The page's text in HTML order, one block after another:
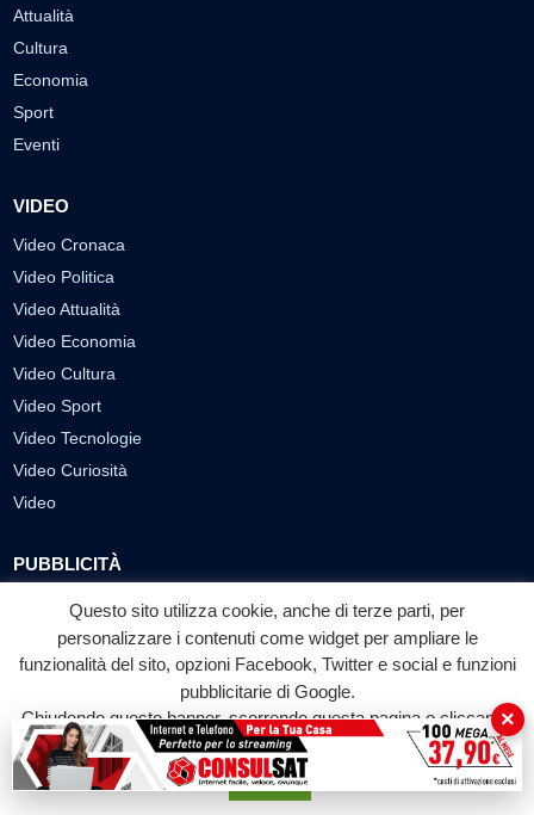
Attualità
Cultura
Economia
Sport
Eventi
VIDEO
Video Cronaca
Video Politica
Video Attualità
Video Economia
Video Cultura
Video Sport
Video Tecnologie
Video Curiosità
Video
PUBBLICITÀ
Richiesta pubblicazione articoli/banner
SEGUICI SUI SOCIAL
f
Facebook
◎
Instagram
▶
YouTube
Questo sito utilizza cookie, anche di terze parti, per
personalizzare i contenuti come widget per ampliare le
funzionalità del sito, opzioni Facebook, Twitter e social e funzioni
pubblicitarie di Google.
Chiudendo questo banner, scorrendo questa pagina o cliccando
su qualunque suo elemento acconsenti all'uso dei cookie.
Accetta
×